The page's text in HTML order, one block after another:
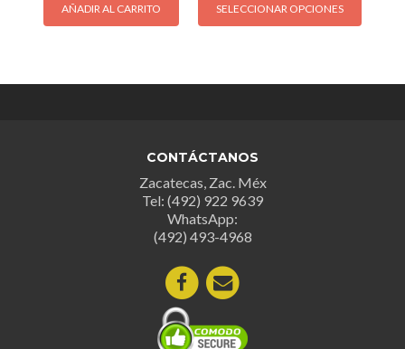
AÑADIR AL CARRITO SELECCIONAR OPCIONES
CONTÁCTANOS
Zacatecas, Zac. Méx
Tel: (492) 922 9639
WhatsApp:
(492) 493-4968